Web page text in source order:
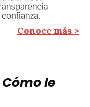
Conoce más >
Cómo le